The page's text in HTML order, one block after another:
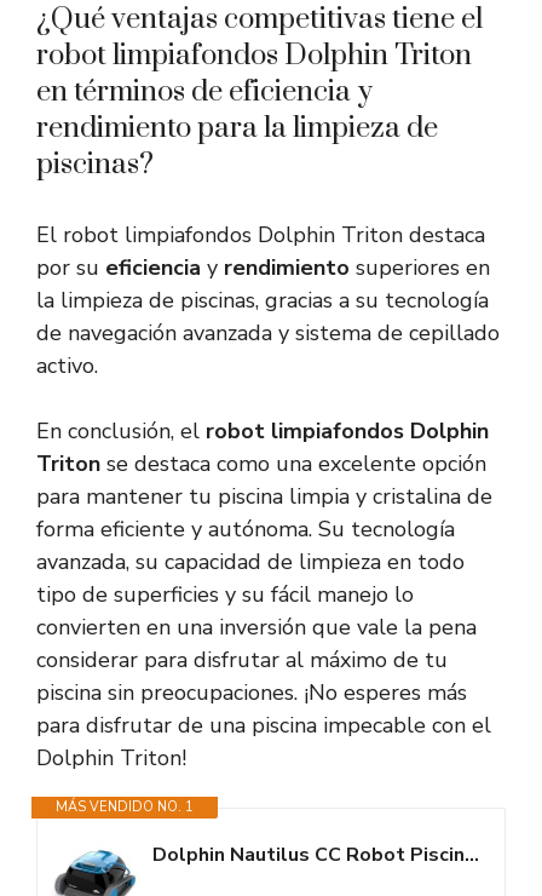
¿Qué ventajas competitivas tiene el
robot limpiafondos Dolphin Triton
en términos de eficiencia y
rendimiento para la limpieza de
piscinas?
El robot limpiafondos Dolphin Triton destaca
por su eficiencia y rendimiento superiores en
la limpieza de piscinas, gracias a su tecnología
de navegación avanzada y sistema de cepillado
activo.
En conclusión, el robot limpiafondos Dolphin
Triton se destaca como una excelente opción
para mantener tu piscina limpia y cristalina de
forma eficiente y autónoma. Su tecnología
avanzada, su capacidad de limpieza en todo
tipo de superficies y su fácil manejo lo
convierten en una inversión que vale la pena
considerar para disfrutar al máximo de tu
piscina sin preocupaciones. ¡No esperes más
para disfrutar de una piscina impecable con el
Dolphin Triton!
MÁS VENDIDO NO. 1
Dolphin Nautilus CC Robot Piscina Limpiafondos y Paredes para Piscinas...